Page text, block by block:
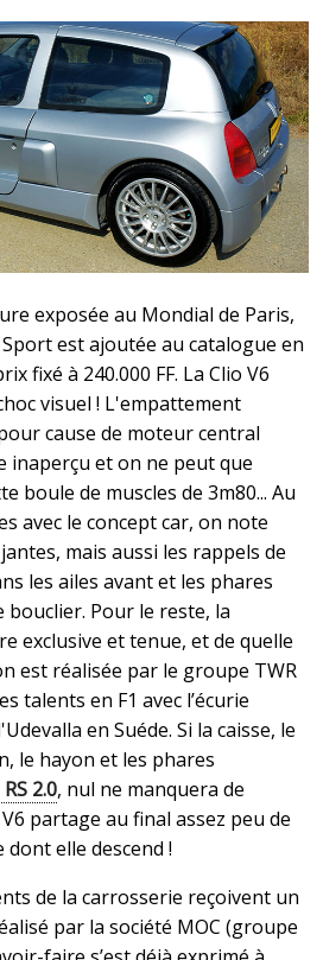
exposée au Mondial de Paris,
Sport est ajoutée au catalogue en
fixé à 240.000 FF. La Clio V6
visuel ! L'empattement
cause de moteur central
inaperçu et on ne peut que
boule de muscles de 3m80... Au
avec le concept car, on note
mais aussi les rappels de
les ailes avant et les phares
Pour le reste, la
exclusive et tenue, et de quelle
est réalisée par le groupe TWR
talents en F1 avec l’écurie
en Suéde. Si la caisse, le
le hayon et les phares
2.0, nul ne manquera de
partage au final assez peu de
dont elle descend !
de la carrosserie reçoivent un
par la société MOC (groupe